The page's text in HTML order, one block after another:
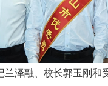
兰泽融、校长郭玉刚